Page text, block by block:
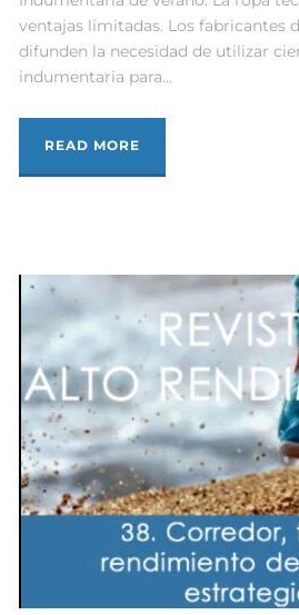
ventajas limitadas. Los fabricantes
difunden la necesidad de utilizar
indumentaria para...
READ MORE